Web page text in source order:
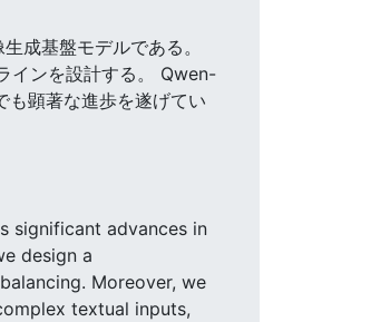
成基盤モデルである。
インを設計する。 Qwen-
も顕著な進歩を遂げてい
significant advances in
design a
Moreover, we
textual inputs,